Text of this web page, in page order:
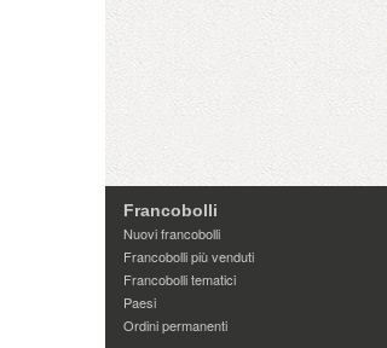
Francobolli
Nuovi francobolli
Francobolli più venduti
Francobolli tematici
Paesi
Ordini permanenti